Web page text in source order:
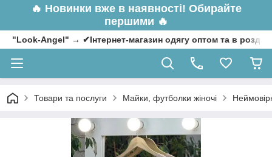
🔥 Новинки вже в наявності! Обирайте
першими 🔥
"Look-Angel" → ✔Інтернет-магазин одягу оптом та в
Товари та послуги Майки, футболки жіночі